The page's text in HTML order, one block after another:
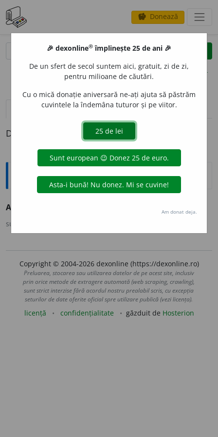
savings Donează
clear
opțiuni
definiții (1)
Definiția cu ID-ul 171928:
Sinonime
ANTITOTALITAR
sursa:
Copyright © 2004-2026 dexonline (https://dexonline.ro)
Preluarea, stocarea sau utilizarea datelor de pe acest site, inclusiv
prin orice metode de extragere automată (web scraping, crawling),
sunt strict interzise fără acordul nostru prealabil scris, cu excepția
seturilor de date oferite oficial spre utilizare publică (vezi licența).
licență confidențialitate găzduit de Hosterion
🎉 dexonline® împlinește 25 de ani 🎉
De un sfert de secol suntem aici, gratuit, zi de zi,
pentru milioane de căutări.
Cu o mică donație aniversară ne-ați ajuta să păstrăm
cuvintele la îndemâna tuturor și pe viitor.
Am donat deja.